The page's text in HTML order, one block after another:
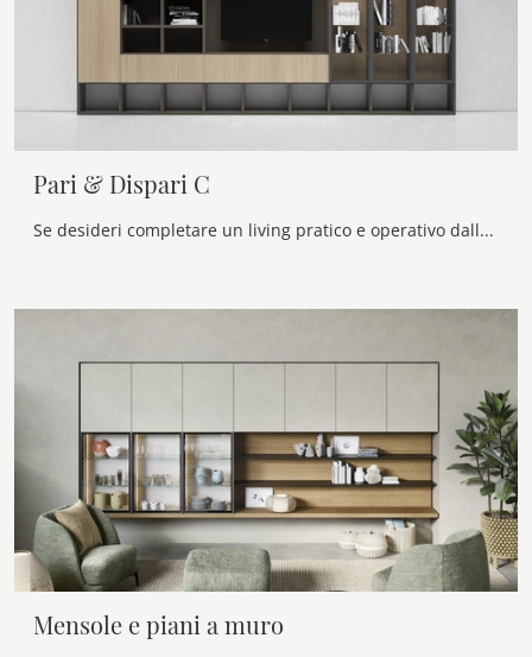
Pari & Dispari C
Se desideri completare un living pratico e operativo dalle linee moderne, ecco a te la parete attrezzata Pari & Dispari C Presotto.
Mensole e piani a muro